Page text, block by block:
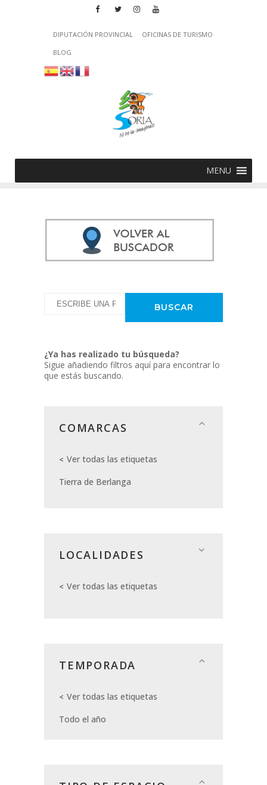
DIPUTACIÓN PROVINCIAL
OFICINAS DE TURISMO
BLOG
MENU
¿Ya has realizado tu búsqueda?
Sigue añadiendo filtros aquí para encontrar lo
que estás buscando.
COMARCAS
Ver todas las etiquetas
Tierra de Berlanga
LOCALIDADES
Ver todas las etiquetas
TEMPORADA
Ver todas las etiquetas
Todo el año